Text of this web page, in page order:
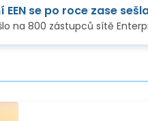
se po roce zase